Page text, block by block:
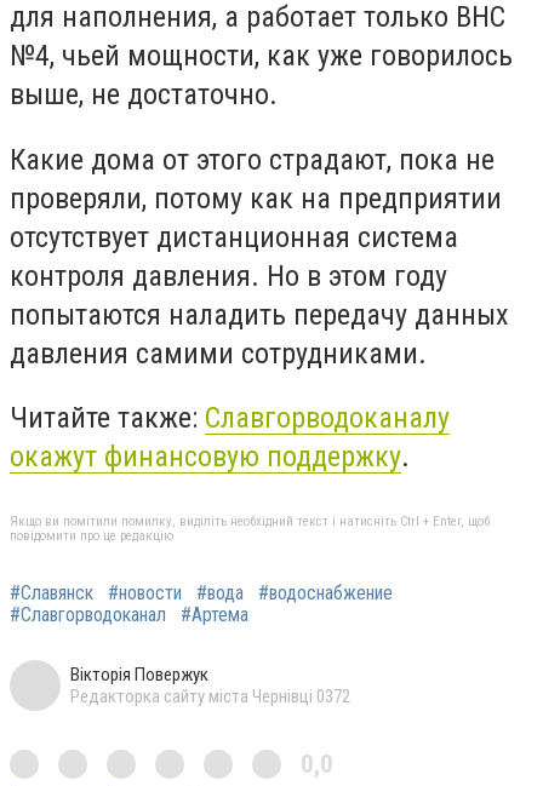
для наполнения, а работает только ВНС
№4, чьей мощности, как уже говорилось
выше, не достаточно.
Какие дома от этого страдают, пока не
проверяли, потому как на предприятии
отсутствует дистанционная система
контроля давления. Но в этом году
попытаются наладить передачу данных
давления самими сотрудниками.
Читайте также: Славгорводоканалу
окажут финансовую поддержку.
Якщо ви помітили помилку, виділіть необхідний текст і натисніть Ctrl + Enter, щоб
повідомити про це редакцію
#Славянск #новости #вода
#водоснабжение
#Славгорводоканал
#Артема
Вікторія Повержук
Редакторка сайту міста Чернівці 0372
0,0